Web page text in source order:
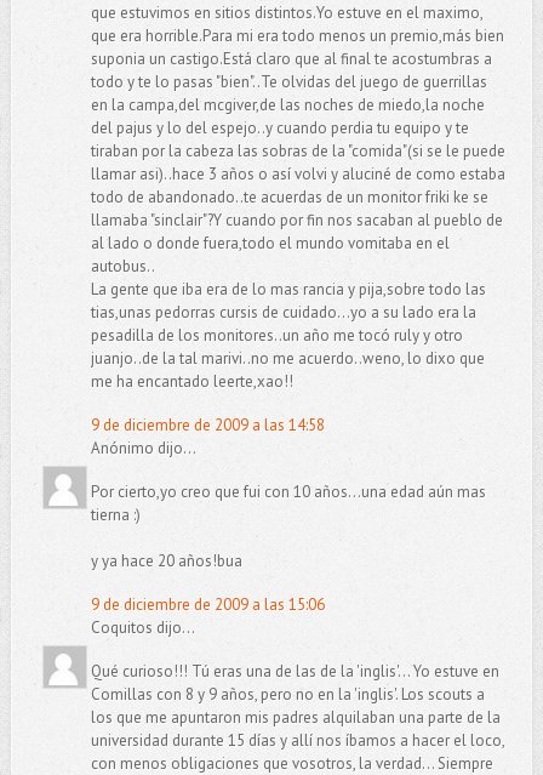
que estuvimos en sitios distintos.Yo estuve en el maximo,
que era horrible.Para mi era todo menos un premio,más bien
suponia un castigo.Está claro que al final te acostumbras a
todo y te lo pasas "bien"..Te olvidas del juego de guerrillas
en la campa,del mcgiver,de las noches de miedo,la noche
del pajus y lo del espejo..y cuando perdia tu equipo y te
tiraban por la cabeza las sobras de la "comida"(si se le puede
llamar asi)..hace 3 años o así volvi y aluciné de como estaba
todo de abandonado..te acuerdas de un monitor friki ke se
llamaba "sinclair"?Y cuando por fin nos sacaban al pueblo de
al lado o donde fuera,todo el mundo vomitaba en el
autobus..
La gente que iba era de lo mas rancia y pija,sobre todo las
tias,unas pedorras cursis de cuidado...yo a su lado era la
pesadilla de los monitores..un año me tocó ruly y otro
juanjo..de la tal marivi..no me acuerdo..weno, lo dixo que
me ha encantado leerte,xao!!
9 de diciembre de 2009 a las 14:58
Anónimo dijo...
Por cierto,yo creo que fui con 10 años...una edad aún mas
tierna :)
y ya hace 20 años!bua
9 de diciembre de 2009 a las 15:06
Coquitos dijo...
Qué curioso!!! Tú eras una de las de la 'inglis'... Yo estuve en
Comillas con 8 y 9 años, pero no en la 'inglis'. Los scouts a
los que me apuntaron mis padres alquilaban una parte de la
universidad durante 15 días y allí nos íbamos a hacer el loco,
con menos obligaciones que vosotros, la verdad... Siempre